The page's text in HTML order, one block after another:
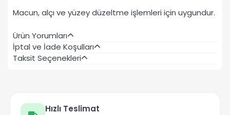
Macun, alçı ve yüzey düzeltme işlemleri için uygundur.
Ürün Yorumları
İptal ve İade Koşulları
Taksit Seçenekleri
Hızlı Teslimat